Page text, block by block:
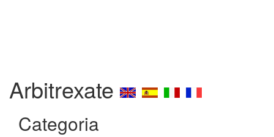
Arbitrexate
Categoria